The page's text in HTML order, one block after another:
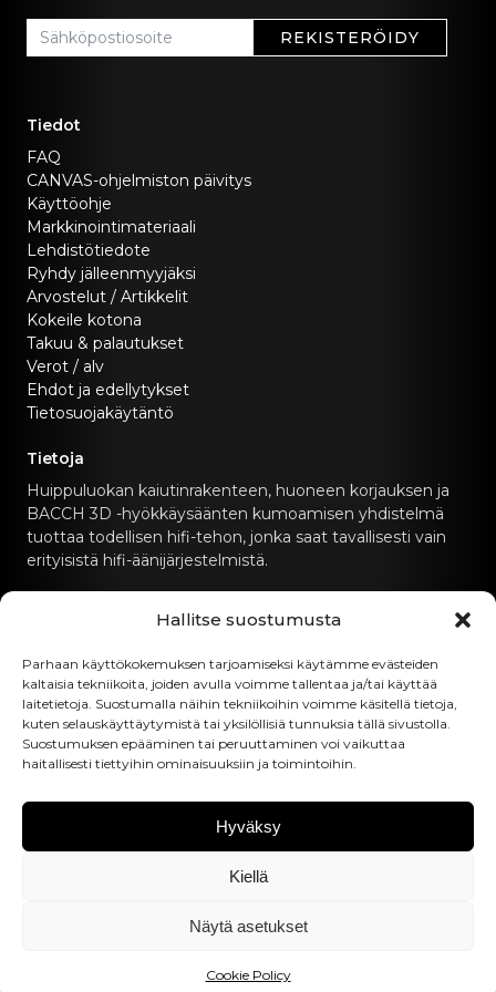
Hallitse suostumusta
Parhaan käyttökokemuksen tarjoamiseksi käytämme evästeiden
kaltaisia tekniikoita, joiden avulla voimme tallentaa ja/tai käyttää
laitetietoja. Suostumalla näihin tekniikoihin voimme käsitellä tietoja,
kuten selauskäyttäytymistä tai yksilöllisiä tunnuksia tällä sivustolla.
Suostumuksen epääminen tai peruuttaminen voi vaikuttaa
haitallisesti tiettyihin ominaisuuksiin ja toimintoihin.
Hyväksy
Kiellä
Näytä asetukset
Cookie Policy
REKISTERÖIDY
Tiedot
FAQ
CANVAS-ohjelmiston päivitys
Käyttöohje
Markkinointimateriaali
Lehdistötiedote
Ryhdy jälleenmyyjäksi
Arvostelut / Artikkelit
Kokeile kotona
Takuu & palautukset
Verot / alv
Ehdot ja edellytykset
Tietosuojakäytäntö
Tietoja
Huippuluokan kaiutinrakenteen, huoneen korjauksen ja
BACCH 3D -hyökkäysäänten kumoamisen yhdistelmä
tuottaa todellisen hifi-tehon, jonka saat tavallisesti vain
erityisistä hifi-äänijärjestelmistä.
hello@canvashifi.com
Soita numeroon +45 29 75 00 45
CANVAS HiFi ApS
Flade Engvej 4
ALV-numero:DK43519425